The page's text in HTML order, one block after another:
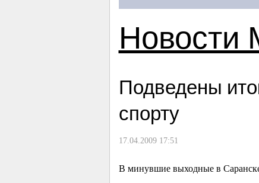
Новости
Подведены
спорту
17.04.2009 17:51
В минувшие выходные в